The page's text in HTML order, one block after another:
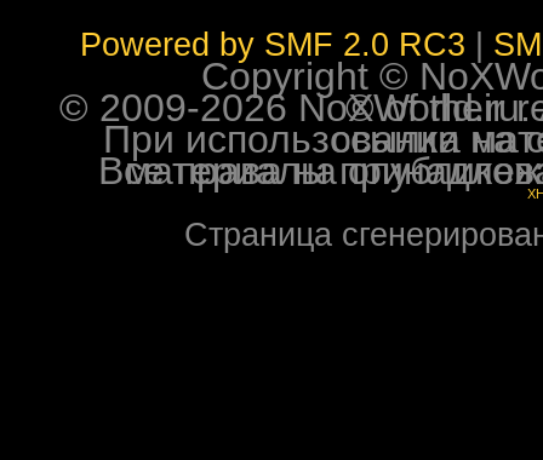
Powered by SMF 2.0 RC3
Copyright ©
© 2009-2026 NoXWorld.ru. All
При использовании
Все права на опубликованные на форуме
Страница